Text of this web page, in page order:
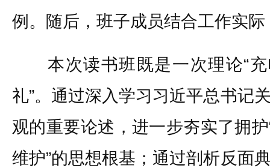
例。随后，班子成员结合工作实
本次读书班既是一次理论“充
礼”。通过深入学习习近平总书记
观的重要论述，进一步夯实了拥护
维护”的思想根基；通过剖析反面